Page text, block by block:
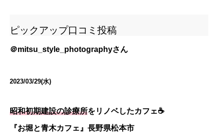
ピックアップ口コミ投稿
＠mitsu_style_photographyさん
2023/03/29(水)
昭和初期建設の診療所をリノベしたカフェ☕️
『お堀と青木カフェ』長野県松本市